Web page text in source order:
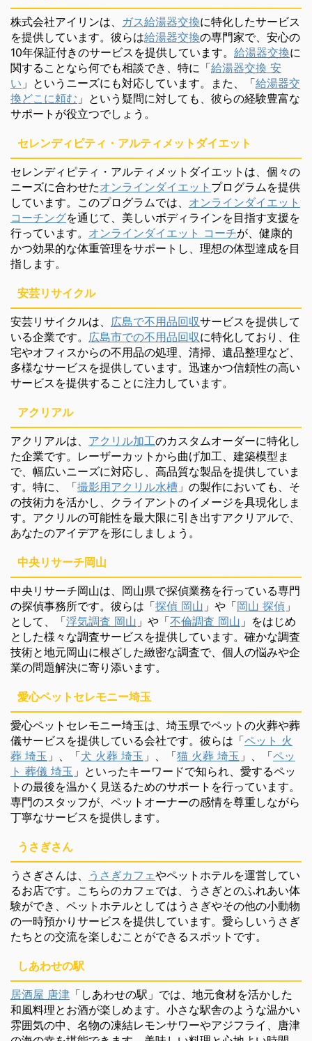
株式会社アイリンは、 ガス給湯器交換に特化したサービス
を提供しています。彼らは給湯器交換の専門家で、安心の
10年保証付きのサービスを提供しています。 給湯器交換に
関することなら何でも相談でき、特に「給湯器交換 安
い 」というニーズにも対応しています。また、「給湯器交
換どこに頼む 」という疑問に対しても、彼らの経験豊富な
サポートが役立つでしょう。
セレンディピティ・アルティメットダイエット
セレンディピティ・アルティメットダイエットは、個々の
ニーズに合わせたオンラインダイエット プログラムを提供
しています。このプログラムでは、 オンラインダイエット
コーチングを通じて、美しいボディラインを目指す支援を
行っています。 オンラインダイエット コーチが、健康的
かつ効果的な体重管理をサポートし、理想の体型達成を目
指します。
安芸リサイクル
安芸リサイクルは、 広島で不用品回収サービスを提供して
いる企業です。 広島市での不用品回収に特化しており、住
宅やオフィスからの不用品の処理、清掃、遺品整理など、
多様なサービスを提供しています。迅速かつ信頼性の高い
サービスを提供することに注力しています。
アクリアル
アクリアルは、 アクリル加工のカスタムオーダーに特化し
た企業です。レーザーカットから曲げ加工、建築模型ま
で、幅広いニーズに対応し、高品質な製品を提供していま
す。特に、「撮影用アクリル水槽 」の製作においても、そ
の技術力を活かし、クライアントのイメージを具現化しま
す。アクリルの可能性を最大限に引き出すアクリアルで、
あなたのアイデアを形にしましょう。
中央リサーチ岡山
中央リサーチ岡山は、岡山県で探偵業務を行っている専門
の探偵事務所です。彼らは「探偵 岡山 」や「岡山 探偵 」
として、「浮気調査 岡山 」や「不倫調査 岡山 」をはじめ
とした様々な調査サービスを提供しています。確かな調査
技術と地元岡山に根ざした緻密な調査で、個人の悩みや企
業の問題解決に寄り添います。
愛心ペットセレモニー埼玉
愛心ペットセレモニー埼玉は、埼玉県でペットの火葬や葬
儀サービスを提供している会社です。彼らは「ペット 火
葬 埼玉 」、「犬 火葬 埼玉 」、「猫 火葬 埼玉 」、「ペッ
ト 葬儀 埼玉 」といったキーワードで知られ、愛するペッ
トの最後を温かく見送るためのサポートを行っています。
専門のスタッフが、ペットオーナーの感情を尊重しながら
丁寧なサービスを提供します。
うさぎさん
うさぎさんは、 うさぎカフェやペットホテルを運営してい
るお店です。こちらのカフェでは、うさぎとのふれあい体
験ができ、ペットホテルとしてはうさぎやその他の小動物
の一時預かりサービスを提供しています。愛らしいうさぎ
たちとの交流を楽しむことができるスポットです。
しあわせの駅
居酒屋 唐津 「しあわせの駅」では、地元食材を活かした
和風料理とお酒が楽しめます。小さな駅舎のような温かい
雰囲気の中、名物の凍結レモンサワーやアジフライ、唐津